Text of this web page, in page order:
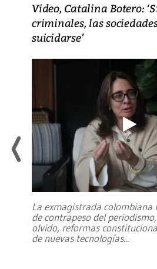
Video, Catalina Botero:
criminales, las
suicidarse’
La exmagistrada colombiana
de contrapeso del
olvido, reformas
de nuevas tecnologías...